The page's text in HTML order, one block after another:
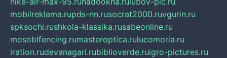
mobilreklama.rupds-nn.rusocrat2000.ruvgurin.ru
spksochi.rushkola-klassika.rusabeonline.ru
mosoblfencing.rumasteroptica.rulucomoria.ru
iration.rudevanagari.rubiblioverde.ruigro-pictures.ru